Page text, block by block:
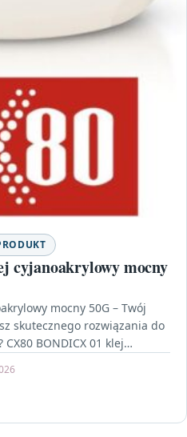
cyjanoakrylowy mocny
mocny 50G – Twój
skutecznego rozwiązania do
BONDICX 01 klej